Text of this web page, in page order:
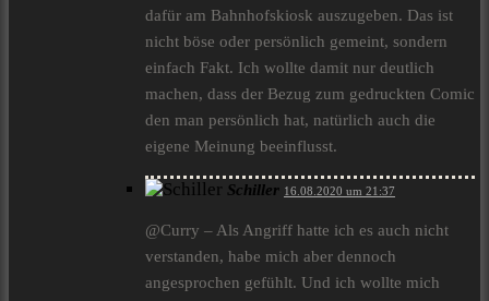
dafür am Bahnhofskiosk auszugeben. Das ist
nicht böse oder persönlich gemeint, sondern
einfach Fakt. Ich wollte damit nur deutlich
machen, dass der Bezug zum gedruckten Comic
den man persönlich hat, natürlich auch die
eigene Meinung beeinflusst.
Schiller 16.08.2020 um 21:37
@Curry – Als Angriff hatte ich es auch nicht
verstanden, habe mich aber dennoch
angesprochen gefühlt. Und ich wollte mich